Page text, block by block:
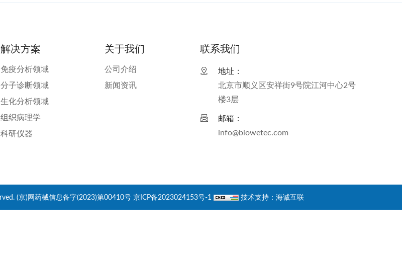
解决方案
免疫分析领域
分子诊断领域
生化分析领域
组织病理学
科研仪器
关于我们
公司介绍
新闻资讯
联系我们
地址：
北京市顺义区安祥街9号院江河中心2号
楼3层
邮箱：
info@biowetec.com
(京)网药械信息备字(2023)第00410号 京ICP备2023024153号-1 技术支持：海诚互联